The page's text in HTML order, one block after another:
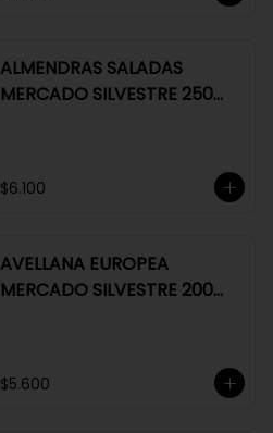
ALMENDRAS SALADAS
MERCADO SILVESTRE 250
$6.100
AVELLANA EUROPEA
MERCADO SILVESTRE 200
$5.600